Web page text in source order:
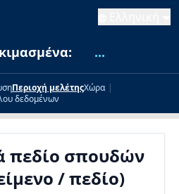
...
Περιοχή μελέτηςΧώρα |
δεδομένων
πεδίο σπουδών
/ πεδίο)